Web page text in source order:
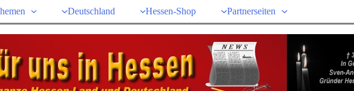
Deutschland Hessen-Shop Partnerseiten